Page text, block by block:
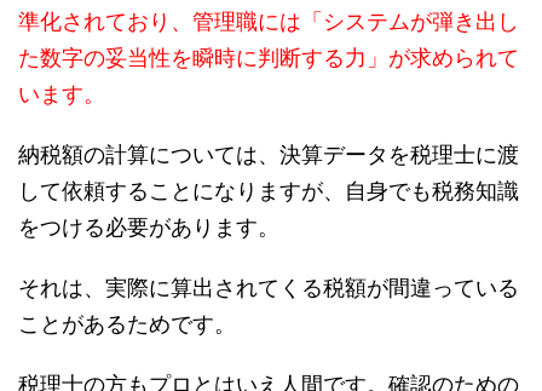
準化されており、管理職には「システムが弾き出し
た数字の妥当性を瞬時に判断する力」が求められて
います。
納税額の計算については、決算データを税理士に渡
して依頼することになりますが、自身でも税務知識
をつける必要があります。
それは、実際に算出されてくる税額が間違っている
ことがあるためです。
税理士の方もプロとはいえ人間です。確認のための